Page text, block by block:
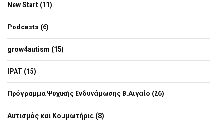
New Start (11)
Podcasts (6)
grow4autism (15)
IPAT (15)
Πρόγραμμα Ψυχικής Ενδυνάμωσης Β.Αιγαίο (26)
Αυτισμός και Κομμωτήρια (8)